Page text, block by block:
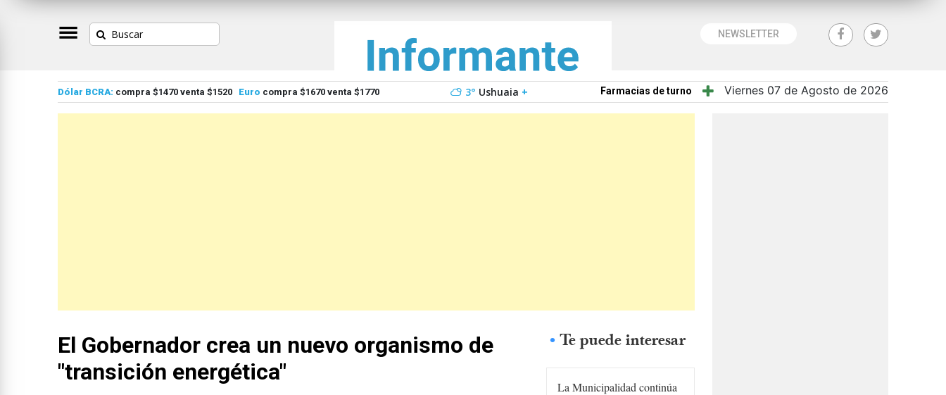
NEWSLETTER
Dólar BCRA: compra $1470 venta $1520 Euro compra $1670 venta $1770 3° Ushuaia + Farmacias de turno Viernes 07 de Agosto de 2026
El Gobernador crea un nuevo organismo de
"transición energética"
Te puede interesar
La Municipalidad continúa